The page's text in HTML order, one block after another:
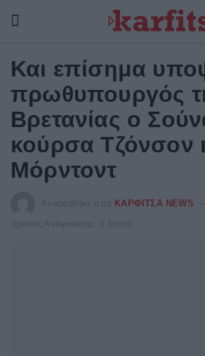
Και επίσημα
πρωθυπουργός
Βρετανίας ο
κούρσα Τζόνσον
Μόρντοντ
Αναρτήθηκε από ΚΑΡΦΙΤΣΑ NEWS
Χρόνος Ανάγνωσης: 1 λεπτό